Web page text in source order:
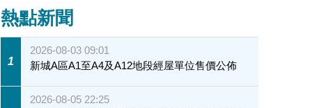
熱點新聞
1
2026-08-03 09:01
新城A區A1至A4及A12地段經屋單位售價公佈
2026-08-05 22:25